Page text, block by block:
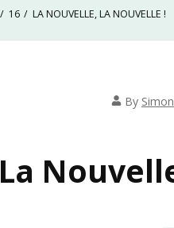
CHRONIQUE D’UNE FÉMINISTE
16 LA NOUVELLE, LA NOUVELLE !
By
La